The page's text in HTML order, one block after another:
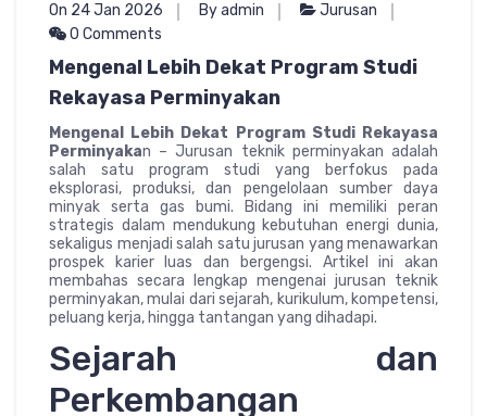
On 24 Jan 2026 By admin
Jurusan
0 Comments
Mengenal Lebih Dekat Program Studi
Rekayasa Perminyakan
Mengenal Lebih Dekat Program Studi Rekayasa
Perminyakan – Jurusan teknik perminyakan adalah
salah satu program studi yang berfokus pada
eksplorasi, produksi, dan pengelolaan sumber daya
minyak serta gas bumi. Bidang ini memiliki peran
strategis dalam mendukung kebutuhan energi dunia,
sekaligus menjadi salah satu jurusan yang menawarkan
prospek karier luas dan bergengsi. Artikel ini akan
membahas secara lengkap mengenai jurusan teknik
perminyakan, mulai dari sejarah, kurikulum, kompetensi,
peluang kerja, hingga tantangan yang dihadapi.
Sejarah dan
Perkembangan